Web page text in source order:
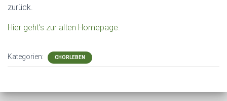
zurück.
Hier geht’s zur alten Homepage.
Kategorien: CHORLEBEN